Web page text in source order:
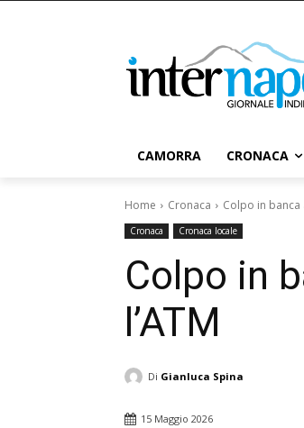
CAMORRA CRONACA
Home Cronaca Colpo in
Cronaca Cronaca locale
Colpo in
l’ATM
Di Gianluca Spina
15 Maggio 2026